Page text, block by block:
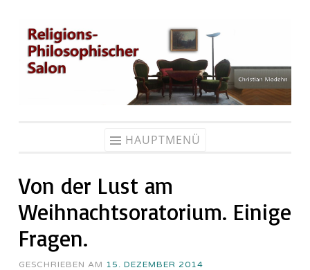
Zum
Inhalt
springen
HAUPTMENÜ
Von der Lust am
Weihnachtsoratorium. Einige
Fragen.
GESCHRIEBEN AM 15. DEZEMBER 2014